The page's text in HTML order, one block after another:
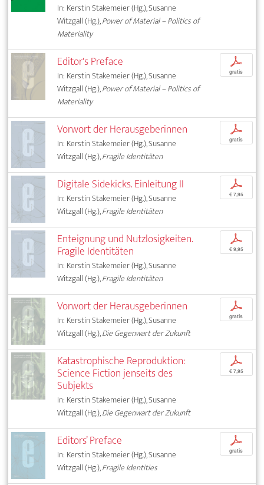
In: Kerstin Stakemeier (Hg.), Susanne
Witzgall (Hg.),Power of Material – Politics of
Materiality
Editor's Preface
In: Kerstin Stakemeier (Hg.), Susanne
Witzgall (Hg.),Power of Material – Politics of
Materiality
p
gratis
Vorwort der Herausgeberinnen
In: Kerstin Stakemeier (Hg.), Susanne
Witzgall (Hg.),Fragile Identitäten
p
gratis
Digitale Sidekicks. Einleitung II
In: Kerstin Stakemeier (Hg.), Susanne
Witzgall (Hg.),Fragile Identitäten
p
€ 7,95
Enteignung und Nutzlosigkeiten.
Fragile Identitäten
In: Kerstin Stakemeier (Hg.), Susanne
Witzgall (Hg.),Fragile Identitäten
p
€ 9,95
Vorwort der Herausgeberinnen
In: Kerstin Stakemeier (Hg.), Susanne
Witzgall (Hg.),Die Gegenwart der Zukunft
p
gratis
Katastrophische Reproduktion:
Science Fiction jenseits des
Subjekts
In: Kerstin Stakemeier (Hg.), Susanne
Witzgall (Hg.),Die Gegenwart der Zukunft
p
€ 7,95
Editors’ Preface
In: Kerstin Stakemeier (Hg.), Susanne
Witzgall (Hg.),Fragile Identities
p
gratis